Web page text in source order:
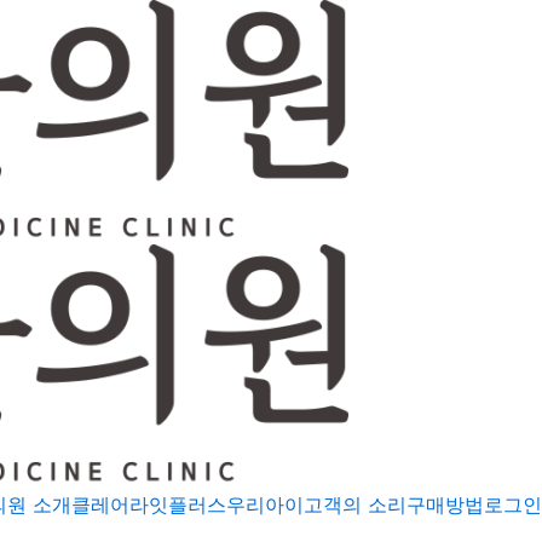
원 소개클레어라잇플러스우리아이고객의 소리구매방법로그인